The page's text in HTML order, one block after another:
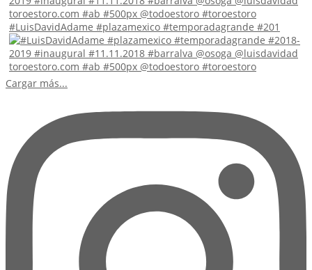
#LuisDavidAdame #plazamexico #temporadagrande #201
Cargar más...